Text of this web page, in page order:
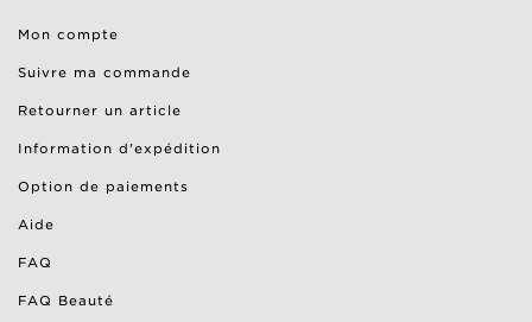
Mon compte
Suivre ma commande
Retourner un article
Information d'expédition
Option de paiements
Aide
FAQ
FAQ Beauté